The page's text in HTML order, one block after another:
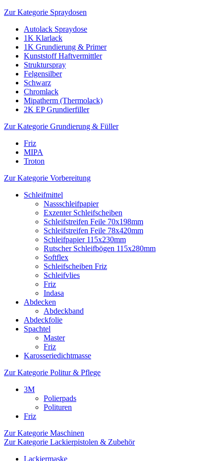
Zur Kategorie Spraydosen
Autolack Spraydose
1K Klarlack
1K Grundierung & Primer
Kunststoff Haftvermittler
Strukturspray
Felgensilber
Schwarz
Chromlack
Mipatherm (Thermolack)
2K EP Grundierfiller
Zur Kategorie Grundierung & Füller
Friz
MIPA
Troton
Zur Kategorie Vorbereitung
Schleifmittel
Nassschleifpapier
Exzenter Schleifscheiben
Schleifstreifen Feile 70x198mm
Schleifstreifen Feile 78x420mm
Schleifpapier 115x230mm
Rutscher Schleifbögen 115x280mm
Softflex
Schleifscheiben Friz
Schleifvlies
Friz
Indasa
Abdecken
Abdeckband
Abdeckfolie
Spachtel
Master
Friz
Karosseriedichtmasse
Zur Kategorie Politur & Pflege
3M
Polierpads
Polituren
Friz
Zur Kategorie Maschinen
Zur Kategorie Lackierpistolen & Zubehör
Lackiermaske